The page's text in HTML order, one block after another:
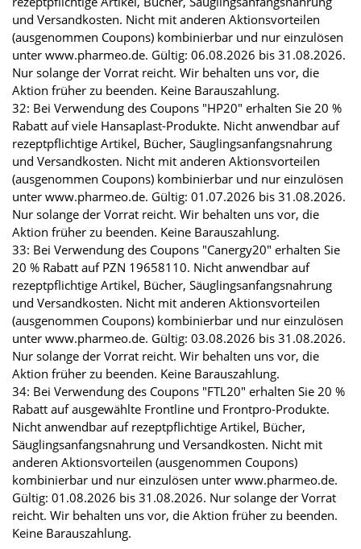
und Versandkosten. Nicht mit anderen Aktionsvorteilen
(ausgenommen Coupons) kombinierbar und nur einzulösen
unter www.pharmeo.de. Gültig: 06.08.2026 bis 31.08.2026.
Nur solange der Vorrat reicht. Wir behalten uns vor, die
Aktion früher zu beenden. Keine Barauszahlung.
32: Bei Verwendung des Coupons "HP20" erhalten Sie 20 %
Rabatt auf viele Hansaplast-Produkte. Nicht anwendbar auf
rezeptpflichtige Artikel, Bücher, Säuglingsanfangsnahrung
und Versandkosten. Nicht mit anderen Aktionsvorteilen
(ausgenommen Coupons) kombinierbar und nur einzulösen
unter www.pharmeo.de. Gültig: 01.07.2026 bis 31.08.2026.
Nur solange der Vorrat reicht. Wir behalten uns vor, die
Aktion früher zu beenden. Keine Barauszahlung.
33: Bei Verwendung des Coupons "Canergy20" erhalten Sie
20 % Rabatt auf PZN 19658110. Nicht anwendbar auf
rezeptpflichtige Artikel, Bücher, Säuglingsanfangsnahrung
und Versandkosten. Nicht mit anderen Aktionsvorteilen
(ausgenommen Coupons) kombinierbar und nur einzulösen
unter www.pharmeo.de. Gültig: 03.08.2026 bis 31.08.2026.
Nur solange der Vorrat reicht. Wir behalten uns vor, die
Aktion früher zu beenden. Keine Barauszahlung.
34: Bei Verwendung des Coupons "FTL20" erhalten Sie 20 %
Rabatt auf ausgewählte Frontline und Frontpro-Produkte.
Nicht anwendbar auf rezeptpflichtige Artikel, Bücher,
Säuglingsanfangsnahrung und Versandkosten. Nicht mit
anderen Aktionsvorteilen (ausgenommen Coupons)
kombinierbar und nur einzulösen unter www.pharmeo.de.
Gültig: 01.08.2026 bis 31.08.2026. Nur solange der Vorrat
reicht. Wir behalten uns vor, die Aktion früher zu beenden.
Keine Barauszahlung.